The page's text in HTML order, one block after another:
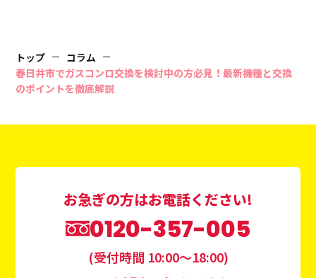
トップ
コラム
春日井市でガスコンロ交換を検討中の方必見！最新機種と交換
のポイントを徹底解説
お急ぎの方はお電話ください!
0120-357-005
(受付時間 10:00〜18:00)